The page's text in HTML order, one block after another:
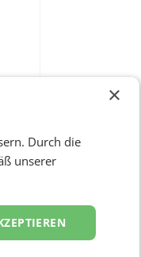
×
Durch die
unserer